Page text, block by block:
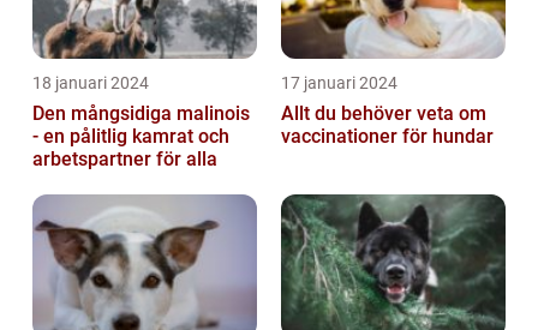
18 januari 2024
Den mångsidiga malinois
- en pålitlig kamrat och
arbetspartner för alla
17 januari 2024
Allt du behöver veta om
vaccinationer för hundar